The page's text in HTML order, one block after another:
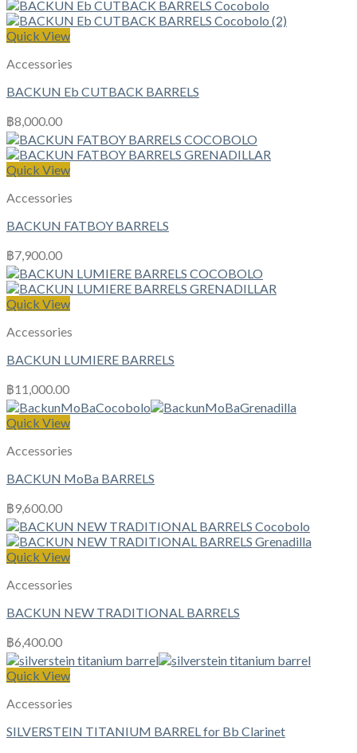
Quick View
Accessories
BACKUN Eb CUTBACK BARRELS
฿8,000.00
Quick View
Accessories
BACKUN FATBOY BARRELS
฿7,900.00
Quick View
Accessories
BACKUN LUMIERE BARRELS
฿11,000.00
Quick View
Accessories
BACKUN MoBa BARRELS
฿9,600.00
Quick View
Accessories
BACKUN NEW TRADITIONAL BARRELS
฿6,400.00
Quick View
Accessories
SILVERSTEIN TITANIUM BARREL for Bb Clarinet